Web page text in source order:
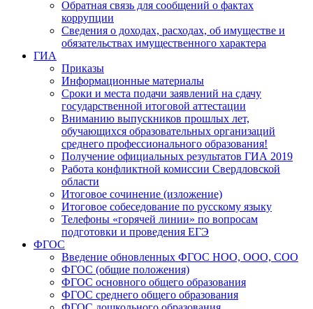
Обратная связь для сообщений о фактах
коррупции
Сведения о доходах, расходах, об имуществе и
обязательствах имущественного характера
ГИА
Приказы
Информационные материалы
Сроки и места подачи заявлений на сдачу
государственной итоговой аттестации
Вниманию выпускников прошлых лет,
обучающихся образовательных организаций
среднего профессионального образования!
Получение официальных результатов ГИА 2019
Работа конфликтной комиссии Свердловской
области
Итоговое сочинение (изложение)
Итоговое собеседование по русскому языку
Телефоны «горячей линии» по вопросам
подготовки и проведения ЕГЭ
ФГОС
Введение обновленных ФГОС НОО, ООО, СОО
ФГОС (общие положения)
ФГОС основного общего образования
ФГОС среднего общего образования